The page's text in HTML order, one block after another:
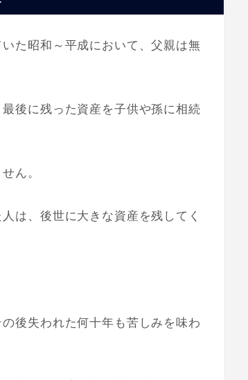
た昭和～平成において、父親は無
後に残った資産を子供や孫に相続
ん。
は、後世に大きな資産を残してく
後失われた何十年も苦しみを味わ